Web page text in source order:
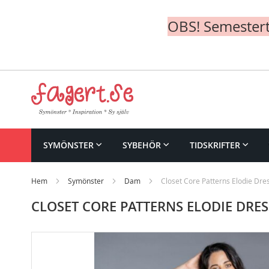
OBS!
Content
SYMÖNSTER SYBEHÖR TIDSKRIFTER
Hem Symönster Dam Closet Core Patterns Elodie
CLOSET CORE PATTERNS ELODIE